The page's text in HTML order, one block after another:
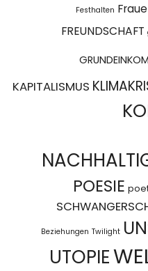
Festhalten
FREUNDSCHAFT
KAPITALISMUS
POESIE
Beziehungen Twilight
UTOPIE